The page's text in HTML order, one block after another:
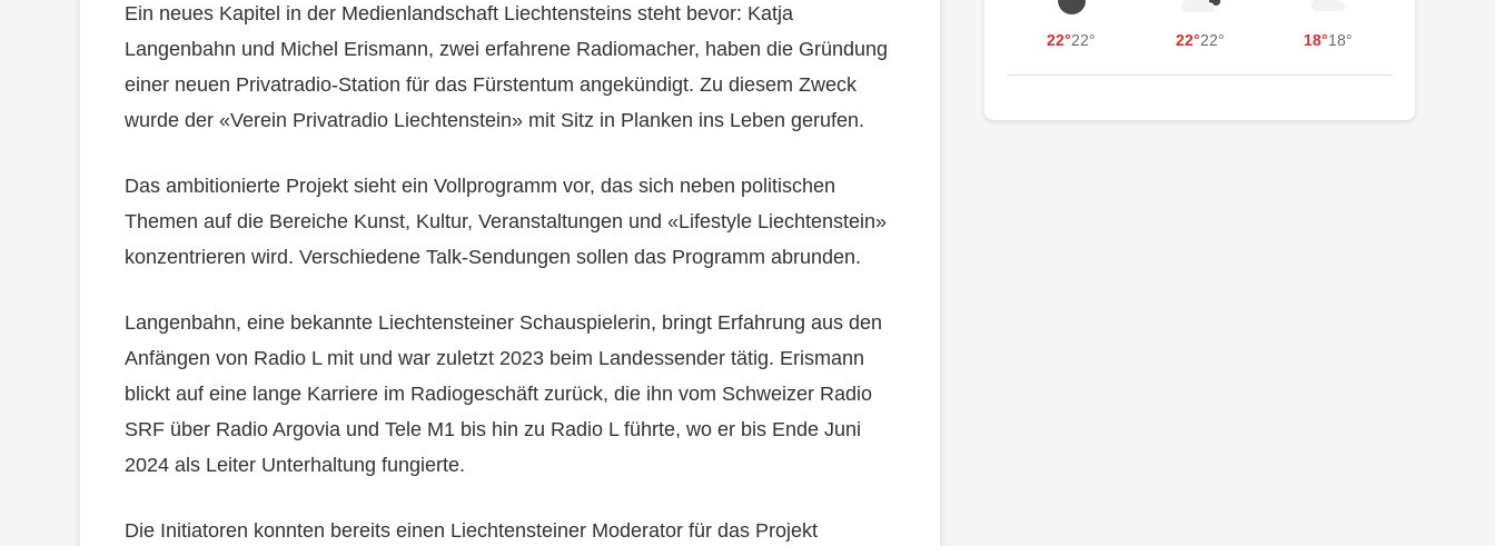
Ein neues Kapitel in der Medienlandschaft Liechtensteins steht bevor: Katja
Langenbahn und Michel Erismann, zwei erfahrene Radiomacher, haben die Gründung
einer neuen Privatradio-Station für das Fürstentum angekündigt. Zu diesem Zweck
wurde der «Verein Privatradio Liechtenstein» mit Sitz in Planken ins Leben gerufen.
Das ambitionierte Projekt sieht ein Vollprogramm vor, das sich neben politischen
Themen auf die Bereiche Kunst, Kultur, Veranstaltungen und «Lifestyle Liechtenstein»
konzentrieren wird. Verschiedene Talk-Sendungen sollen das Programm abrunden.
Langenbahn, eine bekannte Liechtensteiner Schauspielerin, bringt Erfahrung aus den
Anfängen von Radio L mit und war zuletzt 2023 beim Landessender tätig. Erismann
blickt auf eine lange Karriere im Radiogeschäft zurück, die ihn vom Schweizer Radio
SRF über Radio Argovia und Tele M1 bis hin zu Radio L führte, wo er bis Ende Juni
2024 als Leiter Unterhaltung fungierte.
Die Initiatoren konnten bereits einen Liechtensteiner Moderator für das Projekt
22°22° 22°22° 18°18°